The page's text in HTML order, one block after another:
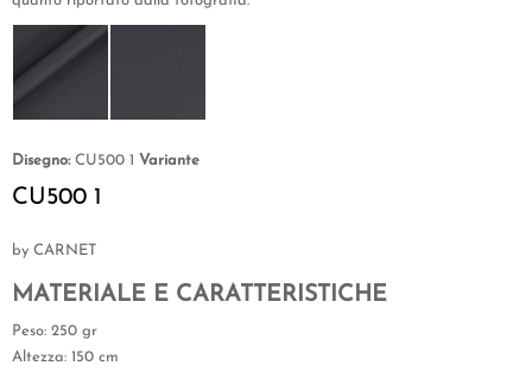
Disegno: CU500 1 Variante
CU500 1
by CARNET
MATERIALE E CARATTERISTICHE
Peso: 250 gr
Altezza: 150 cm